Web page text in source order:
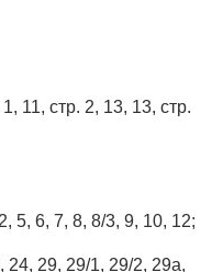
11, стр. 2, 13, 13, стр.
5, 6, 7, 8, 8/3, 9, 10, 12;
24, 29, 29/1, 29/2, 29а,